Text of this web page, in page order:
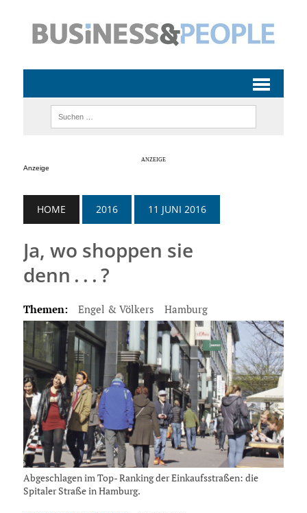
Anzeige
HOME 2016 11 JUNI 2016
Ja, wo shoppen sie
denn . . . ?
Themen: Engel & Völkers Hamburg
Abge­schlagen im Top- Ranking der Einkaufsstraßen: die
Spitaler Straße in Hamburg.